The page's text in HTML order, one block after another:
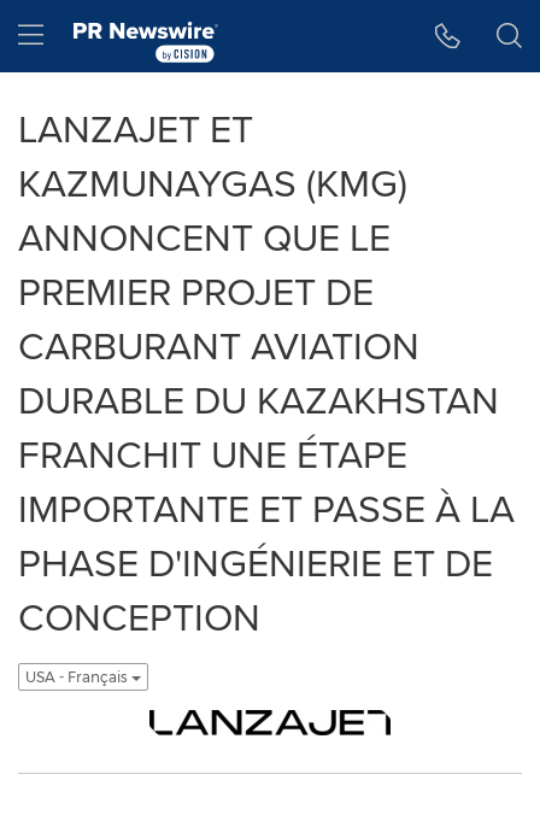
Hamburger menu
LANZAJET ET
KAZMUNAYGAS (KMG)
ANNONCENT QUE LE
PREMIER PROJET DE
CARBURANT AVIATION
DURABLE DU KAZAKHSTAN
FRANCHIT UNE ÉTAPE
IMPORTANTE ET PASSE À LA
PHASE D'INGÉNIERIE ET DE
CONCEPTION
USA - Français